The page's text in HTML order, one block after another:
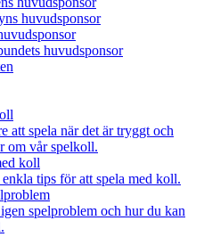
huvudsponsor
huvudsponsor
att spela när det är tryggt och
om vår spelkoll.
koll
tips för att spela med koll.
spelproblem och hur du kan